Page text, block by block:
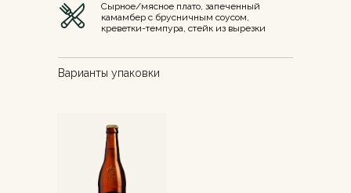
Варианты упаковки
Cырное/мясное плато, запеченный
камамбер с брусничным соусом,
креветки-темпура, стейк из вырезки